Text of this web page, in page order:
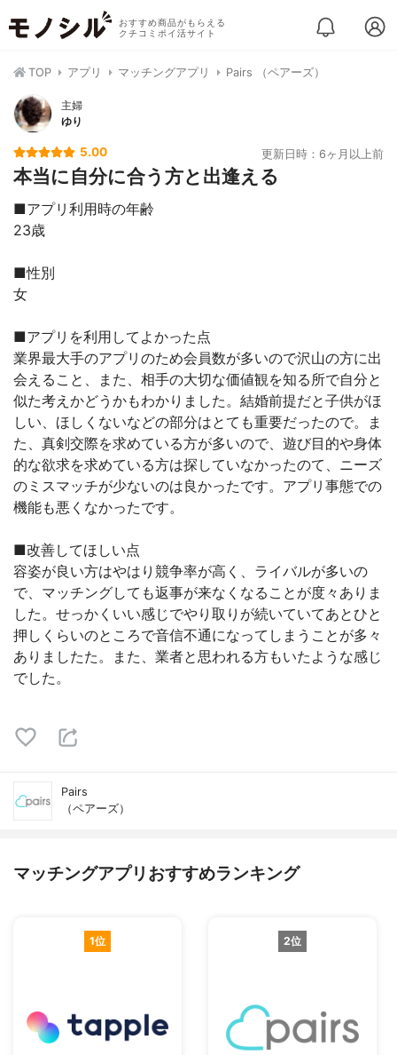
おすすめ商品がもらえる
クチコミポイ活サイト
TOP アプリ マッチングアプリ Pairs （ペアーズ）
主婦
ゆり
5.00 更新日時：6ヶ月以上前
本当に自分に合う方と出逢える
■アプリ利用時の年齢
23歳
■性別
女
■アプリを利用してよかった点
業界最大手のアプリのため会員数が多いので沢山の方に出
会えること、また、相手の大切な価値観を知る所で自分と
似た考えかどうかもわかりました。結婚前提だと子供がほ
しい、ほしくないなどの部分はとても重要だったので。ま
た、真剣交際を求めている方が多いので、遊び目的や身体
的な欲求を求めている方は探していなかったのて、ニーズ
のミスマッチが少ないのは良かったです。アプリ事態での
機能も悪くなかったです。
■改善してほしい点
容姿が良い方はやはり競争率が高く、ライバルが多いの
で、マッチングしても返事が来なくなることが度々ありま
した。せっかくいい感じでやり取りが続いていてあとひと
押しくらいのところで音信不通になってしまうことが多々
ありましたた。また、業者と思われる方もいたような感じ
でした。
Pairs
（ペアーズ）
マッチングアプリおすすめランキング
1位 2位